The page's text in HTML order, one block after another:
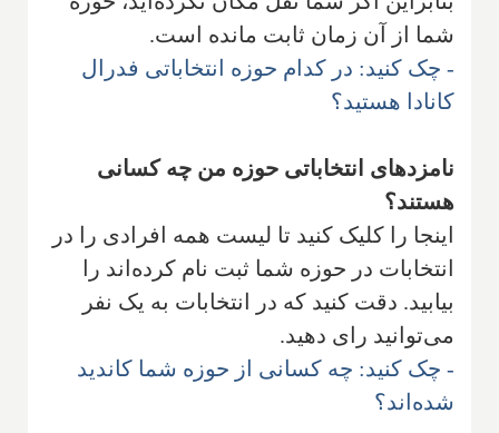
شما از آن زمان ثابت مانده است.
- چک کنید: در کدام حوزه انتخاباتی فدرال
کانادا هستید؟
نامزدهای انتخاباتی حوزه من چه کسانی
هستند؟
اینجا را کلیک کنید تا لیست همه افرادی را در
انتخابات در حوزه شما ثبت نام کرده‌اند را
بیابید. دقت کنید که در انتخابات به یک نفر
می‌توانید رای دهید.
- چک کنید: چه کسانی از حوزه شما کاندید
شده‌اند؟